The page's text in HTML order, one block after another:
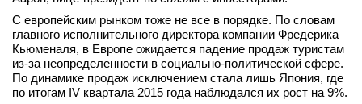
С европейским рынком тоже не все в порядке. По словам
главного исполнительного директора компании Фредерика
Кьюменаля, в Европе ожидается падение продаж туристам
из-за неопределенности в социально-политической сфере.
По динамике продаж исключением стала лишь Япония, где
по итогам IV квартала 2015 года наблюдался их рост на 9%.